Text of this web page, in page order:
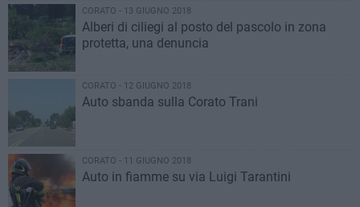
CORATO - 13 GIUGNO 2018
Alberi di ciliegi al posto del pascolo in zona
protetta, una denuncia
CORATO - 12 GIUGNO 2018
Auto sbanda sulla Corato Trani
CORATO - 11 GIUGNO 2018
Auto in fiamme su via Luigi Tarantini